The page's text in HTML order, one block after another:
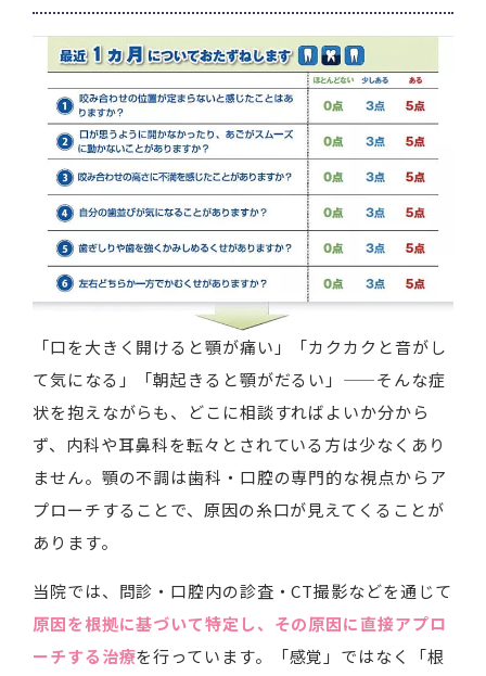
「口を大きく開けると顎が痛い」「カクカクと音がし
て気になる」「朝起きると顎がだるい」——そんな症
状を抱えながらも、どこに相談すればよいか分から
ず、内科や耳鼻科を転々とされている方は少なくあり
ません。顎の不調は歯科・口腔の専門的な視点からア
プローチすることで、原因の糸口が見えてくることが
あります。
当院では、問診・口腔内の診査・CT撮影などを通じて
原因を根拠に基づいて特定し、その原因に直接アプロ
ーチする治療を行っています。「感覚」ではなく「根